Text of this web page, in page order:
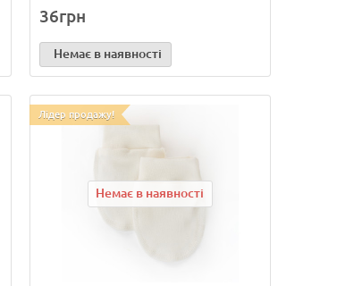
36грн
Немає в наявності
Лідер продажу!
Немає в наявності